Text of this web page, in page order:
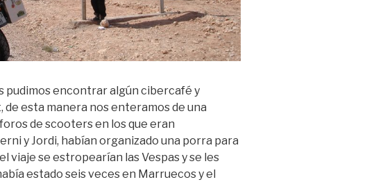
pudimos encontrar algún cibercafé y
esta manera nos enteramos de una
de scooters en los que eran
y Jordi, habían organizado una porra para
viaje se estropearían las Vespas y se les
estado seis veces en Marruecos y el